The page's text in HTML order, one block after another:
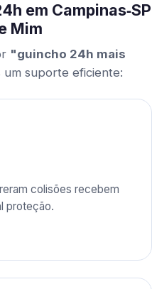
em Campinas‑SP
Mim
"guincho 24h mais
um suporte eficiente:
colisões recebem
proteção.